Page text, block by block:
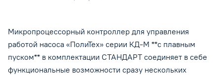
насос, при падении ниже минимального – насос будет
запускаться для подкачки. Поддерживает давление в системе
в заданном диапазоне с точностью 0,01 МПа. Для
автоматического контроля за потребляемым током и
Микропроцессорный контроллер для управления
работой насоса «ПолиТех» серии КД-М **с плавным
пуском** в комплектации СТАНДАРТ соединяет в себе
функциональные возможности сразу нескольких